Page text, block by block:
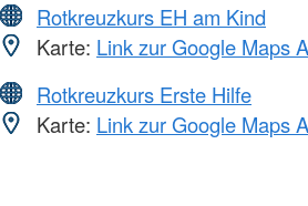
Rotkreuzkurs EH am Kind
Karte: Link zur Google Maps
Rotkreuzkurs Erste Hilfe
Karte: Link zur Google Maps